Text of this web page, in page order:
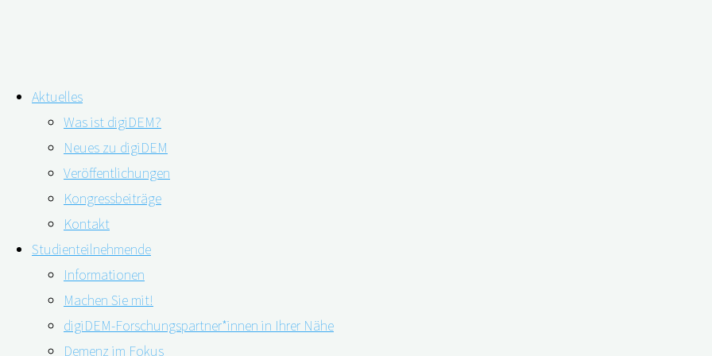
Inhalt
springen
Aktuelles
Was ist digiDEM?
Neues zu digiDEM
Veröffentlichungen
Kongressbeiträge
Kontakt
Studienteilnehmende
Informationen
Machen Sie mit!
digiDEM-Forschungspartner*innen in Ihrer Nähe
Demenz im Fokus
Rot – gelb – grün: Angehörigenampel misst zuverlässig die
Pflegebelastung